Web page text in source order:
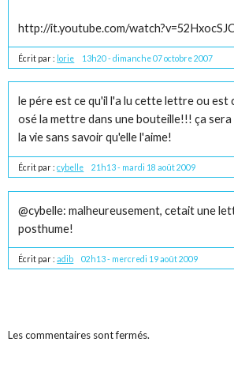
http://it.youtube.com/
Écrit par : lorie 13h20-dimanche 07 octobre 2007
le pére est ce qu'il l'a lu cette lettre ou est
osé la mettre dans une bouteille!!! ça
la vie sans savoir qu'elle l'aime!
Écrit par :cybelle 21h13- mardi 18 août 2009
@cybelle: malheureusement, cetait une
posthume!
Écrit par :adib 02h13- mercredi 19 août 2009
Les commentaires sont fermés.